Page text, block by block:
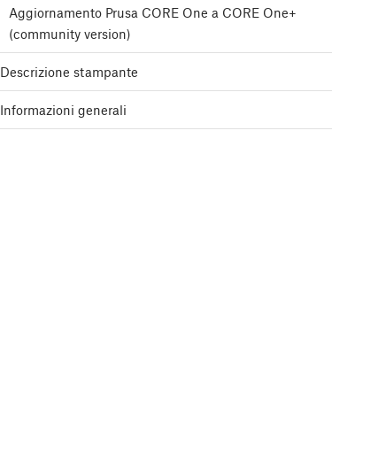
Aggiornamento Prusa CORE One a CORE One+
(community version)
Descrizione stampante
Informazioni generali